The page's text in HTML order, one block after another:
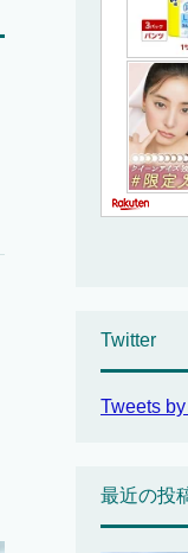
Twitter
Tweets
最近の投